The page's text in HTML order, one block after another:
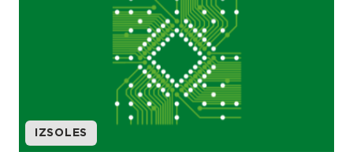
IZSOLES